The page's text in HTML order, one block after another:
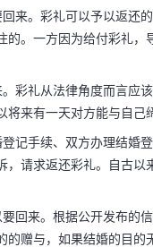
来。彩礼可以予以返还
的。一方因为给付彩礼
彩礼从法律角度而言应
来有一天对方能与自己
记手续、双方办理结婚
，请求返还彩礼。自古
回来。根据公开发布的
赠与，如果结婚的目的
礼钱该
有花费
手后男方可
有以下三种